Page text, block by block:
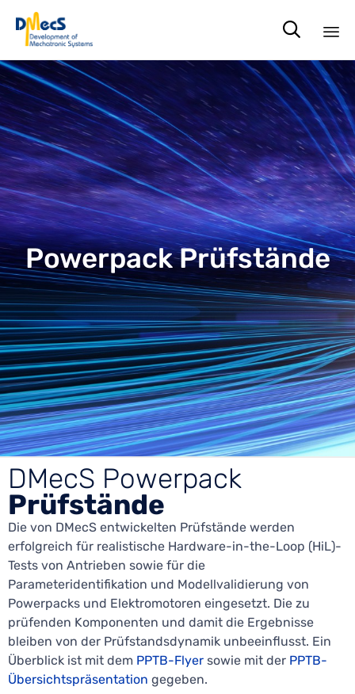

to
Powerpack Prüfstände
DMecS Powerpack
Prüfstände
Die von DMecS entwickelten Prüfstände werden
erfolgreich für realistische Hardware-in-the-Loop (HiL)-
Tests von Antrieben sowie für die
Parameteridentifikation und Modellvalidierung von
Powerpacks und Elektromotoren eingesetzt. Die zu
prüfenden Komponenten und damit die Ergebnisse
bleiben von der Prüfstandsdynamik unbeeinflusst. Ein
Überblick ist mit dem PPTB-Flyer sowie mit der PPTB-
Übersichtspräsentation gegeben.